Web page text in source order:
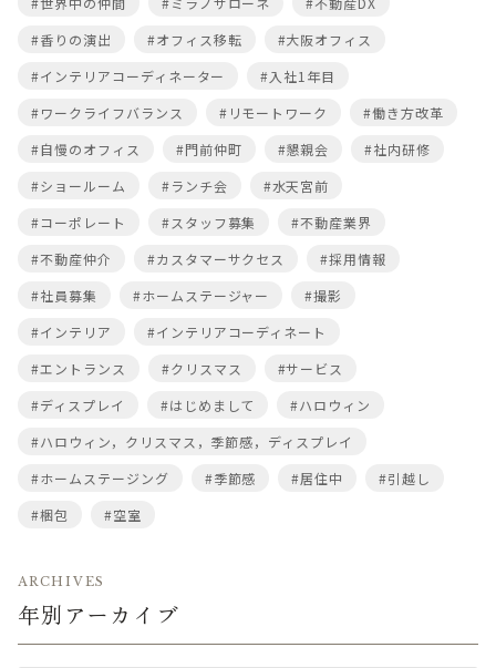
#香りの演出
#オフィス移転
#大阪オフィス
#インテリアコーディネーター
#入社1年目
#ワークライフバランス
#リモートワーク
#働き方改革
#自慢のオフィス
#門前仲町 #懇親会
#社内研修
#ショールーム
#ランチ会
#水天宮前
#コーポレート
#スタッフ募集
#不動産業界
#不動産仲介
#カスタマーサクセス
#採用情報
#社員募集
#ホームステージャー
#撮影
#インテリア
#インテリアコーディネート
#エントランス
#クリスマス
#サービス
#ディスプレイ
#はじめまして
#ハロウィン
#ハロウィン，クリスマス，季節感，ディスプレイ
#ホームステージング
#季節感 #居住中
#引越し
#梱包
#空室
ARCHIVES
年別アーカイブ